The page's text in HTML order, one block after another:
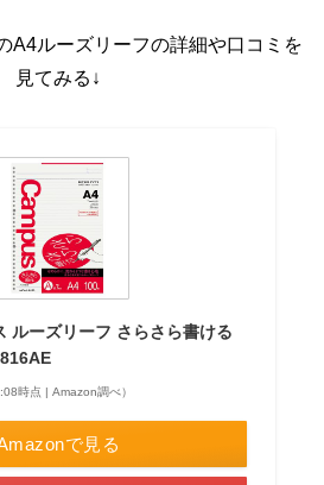
A4ルーズリーフの詳細や口コミを
見てみる↓
ルーズリーフ さらさら書ける
時点 | Amazon調べ）
で見る